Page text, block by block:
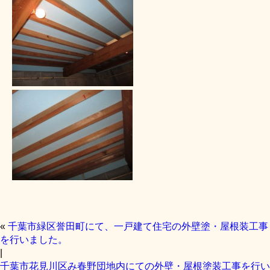
« 千葉市緑区誉田町にて、一戸建て住宅の外壁塗・屋根装工事
を行いました。
千葉市花見川区み春野団地内にての外壁・屋根塗装工事を行い